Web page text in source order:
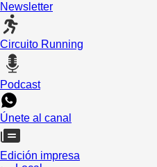
Newsletter
Circuito Running
Podcast
Únete al canal
Edición impresa